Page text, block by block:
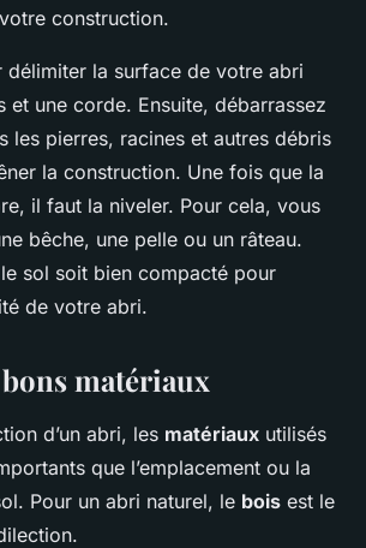
construction.
délimiter la surface de votre abri
et une corde. Ensuite, débarrassez
les pierres, racines et autres débris
la construction. Une fois que la
il faut la niveler. Pour cela, vous
bêche, une pelle ou un râteau.
sol soit bien compacté pour
de votre abri.
matériaux
d’un abri, les matériaux utilisés
que l’emplacement ou la
Pour un abri naturel, le bois est le